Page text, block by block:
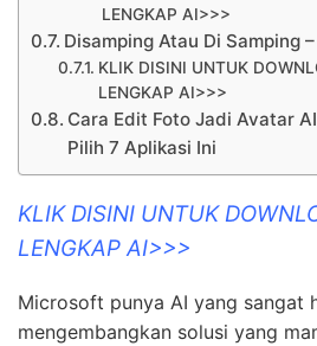
LENGKAP AI>>>
Disamping Atau Di Samping
KLIK DISINI UNTUK
LENGKAP AI>>>
Cara Edit Foto Jadi Avatar
Pilih 7 Aplikasi Ini
KLIK DISINI UNTUK
LENGKAP AI>>>
Microsoft punya AI yang sangat
mengembangkan solusi yang